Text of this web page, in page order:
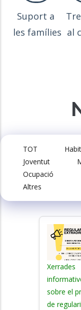
Suport a
les famílies al
TOT
Joventut
Ocupació
Altres
Xerrades
sobre el
de